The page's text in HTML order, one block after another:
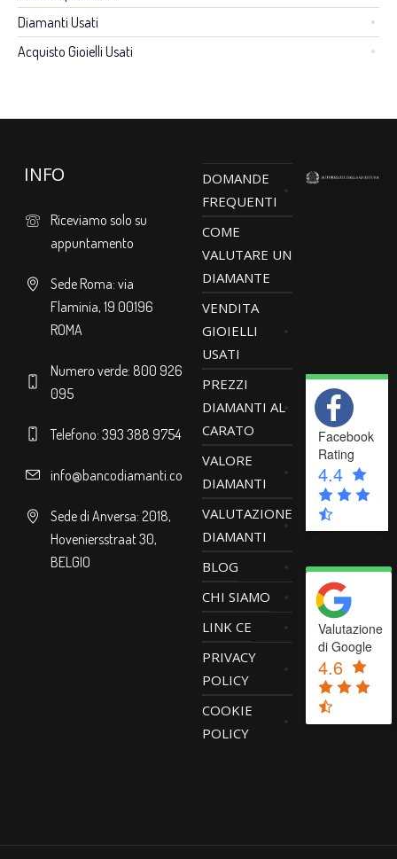
Diamanti Usati
Acquisto Gioielli Usati
INFO
Riceviamo solo su
appuntamento
Sede Roma: via
Flaminia, 19 00196
ROMA
Numero verde: 800 926
095
Telefono: 393 388 9754
info@bancodiamanti.com
Sede di Anversa: 2018,
Hoveniersstraat 30,
BELGIO
DOMANDE
FREQUENTI
COME
VALUTARE UN
DIAMANTE
VENDITA
GIOIELLI
USATI
PREZZI
DIAMANTI AL
CARATO
VALORE
DIAMANTI
VALUTAZIONE
DIAMANTI
BLOG
CHI SIAMO
LINK CE
PRIVACY
POLICY
COOKIE
POLICY
Facebook
Rating
4.4
Valutazione
di Google
4.6